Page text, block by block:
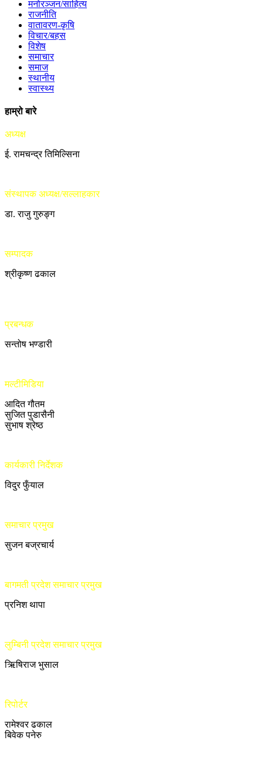
मनोरञ्जन/साहित्य
राजनीति
वातावरण-कृषि
विचार/बहस
विशेष
समाचार
समाज
स्थानीय
स्वास्थ्य
हाम्रो बारे
अध्यक्ष
ई. रामचन्द्र तिमिल्सिना
संस्थापक अध्यक्ष/सल्लाहकार
डा. राजु गुरुङ्ग
सम्पादक
श्रीकृष्ण ढकाल
प्रबन्धक
सन्तोष भण्डारी
मल्टीमिडिया
आदित गौतम
सुजित पुडासैनी
सुभाष श्रेष्ठ
कार्यकारी निर्देशक
विदुर फुँयाल
समाचार प्रमुख
सुजन बज्रचार्य
बागमती प्रदेश समाचार प्रमुख
प्रनिश थापा
लुम्बिनी प्रदेश समाचार प्रमुख
ऋिषिराज भुसाल
रिपोर्टर
रामेश्वर ढकाल
बिवेक पनेरु